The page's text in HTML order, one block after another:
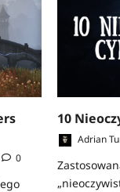
0
10
Adrian